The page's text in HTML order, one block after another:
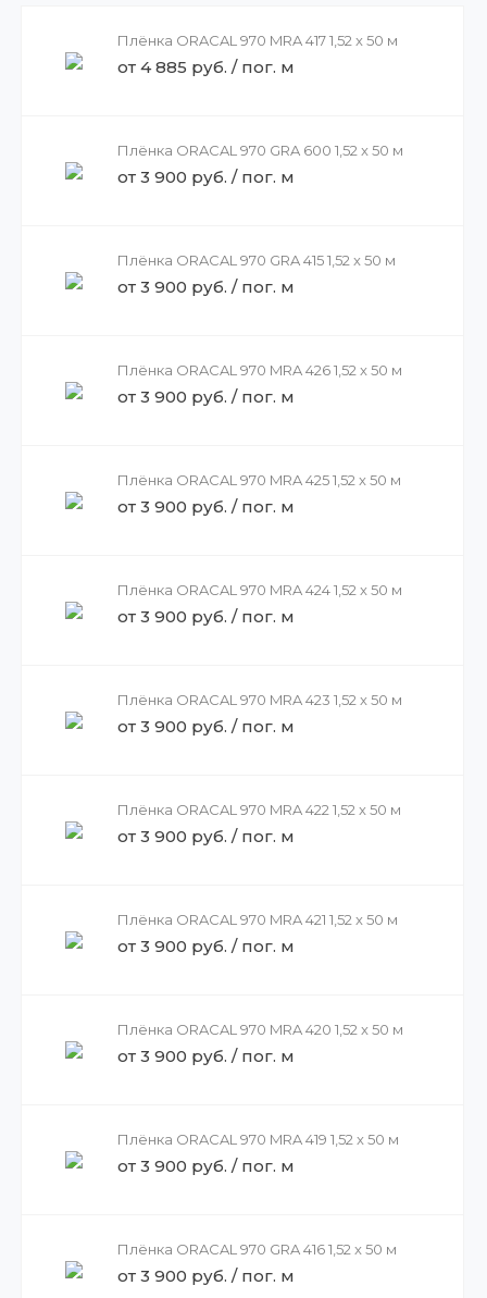
Плёнка ORACAL 970 MRA 417 1,52 x 50 м
от 4 885 руб. / пог. м
Плёнка ORACAL 970 GRA 600 1,52 x 50 м
от 3 900 руб. / пог. м
Плёнка ORACAL 970 GRA 415 1,52 x 50 м
от 3 900 руб. / пог. м
Плёнка ORACAL 970 MRA 426 1,52 x 50 м
от 3 900 руб. / пог. м
Плёнка ORACAL 970 MRA 425 1,52 x 50 м
от 3 900 руб. / пог. м
Плёнка ORACAL 970 MRA 424 1,52 x 50 м
от 3 900 руб. / пог. м
Плёнка ORACAL 970 MRA 423 1,52 x 50 м
от 3 900 руб. / пог. м
Плёнка ORACAL 970 MRA 422 1,52 x 50 м
от 3 900 руб. / пог. м
Плёнка ORACAL 970 MRA 421 1,52 x 50 м
от 3 900 руб. / пог. м
Плёнка ORACAL 970 MRA 420 1,52 x 50 м
от 3 900 руб. / пог. м
Плёнка ORACAL 970 MRA 419 1,52 x 50 м
от 3 900 руб. / пог. м
Плёнка ORACAL 970 GRA 416 1,52 x 50 м
от 3 900 руб. / пог. м